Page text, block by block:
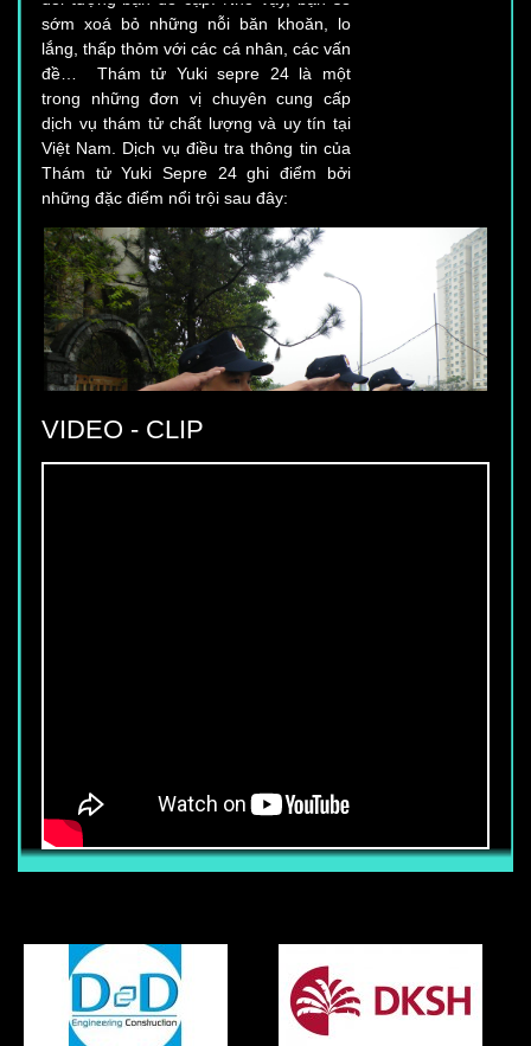
lắng, thấp thỏm với các cá nhân, các vấn
đề… Thám tử Yuki sepre 24 là một
trong những đơn vị chuyên cung cấp
dịch vụ thám tử chất lượng và uy tín tại
Việt Nam. Dịch vụ điều tra thông tin của
Thám tử Yuki Sepre 24 ghi điểm bởi
những đặc điểm nổi trội sau đây:
hợp đồng chính thức với công ty. Mọi
chế độ khác tuân thủ đúng luật lao động
của nhà nước.
VIDEO - CLIP